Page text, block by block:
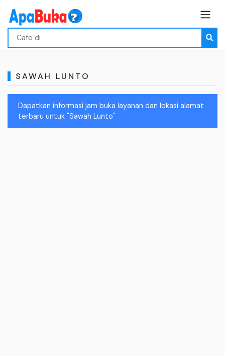
SAWAH LUNTO
Dapatkan informasi jam buka layanan dan lokasi alamat
terbaru untuk "Sawah Lunto"